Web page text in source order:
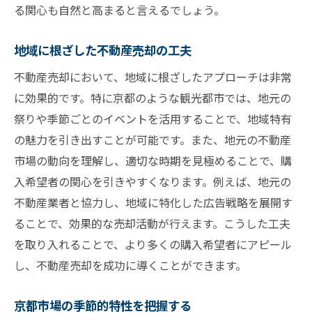
る関心も自然と高まると言えるでしょう。
地域に根ざした不動産売却の工夫
不動産売却において、地域に根ざしたアプローチは非常
に効果的です。特に京都のような観光都市では、地元の
祭りや季節ごとのイベントを活用することで、地域特有
の魅力を引き出すことが可能です。また、地元の不動産
市場の動向を理解し、適切な時期を見極めることで、購
入希望者の関心を引きやすくなります。例えば、地元の
不動産業者と協力し、地域に特化した広告戦略を展開す
ることで、効果的な売却活動が行えます。こうした工夫
を取り入れることで、より多くの購入希望者にアピール
し、不動産売却を成功に導くことができます。
京都市場の季節的特性を把握する